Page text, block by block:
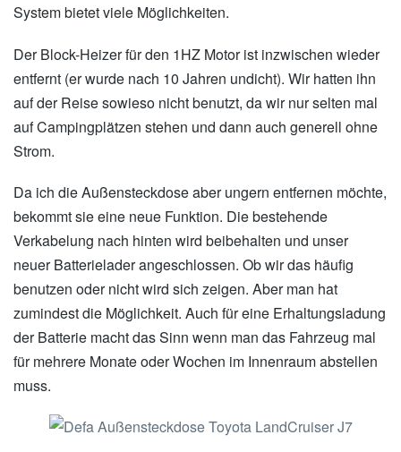
System bietet viele Möglichkeiten.
Der Block-Heizer für den 1HZ Motor ist inzwischen wieder
entfernt (er wurde nach 10 Jahren undicht). Wir hatten ihn
auf der Reise sowieso nicht benutzt, da wir nur selten mal
auf Campingplätzen stehen und dann auch generell ohne
Strom.
Da ich die Außensteckdose aber ungern entfernen möchte,
bekommt sie eine neue Funktion. Die bestehende
Verkabelung nach hinten wird beibehalten und unser
neuer Batterielader angeschlossen. Ob wir das häufig
benutzen oder nicht wird sich zeigen. Aber man hat
zumindest die Möglichkeit. Auch für eine Erhaltungsladung
der Batterie macht das Sinn wenn man das Fahrzeug mal
für mehrere Monate oder Wochen im Innenraum abstellen
muss.